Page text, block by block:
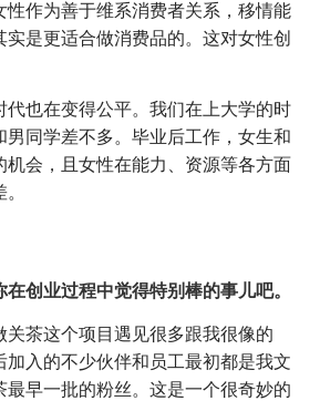
性作为善于维系消费者关系，移情能
实是更适合做消费品的。这对女性创
代也在变得公平。我们在上大学的时
男同学差不多。毕业后工作，女生和
机会，且女性在能力、资源等各方面
创业过程中觉得特别棒的事儿吧。
关茶这个项目遇见很多跟我很像的
加入的不少伙伴和员工最初都是我文
最早一批的粉丝。这是一个很奇妙的